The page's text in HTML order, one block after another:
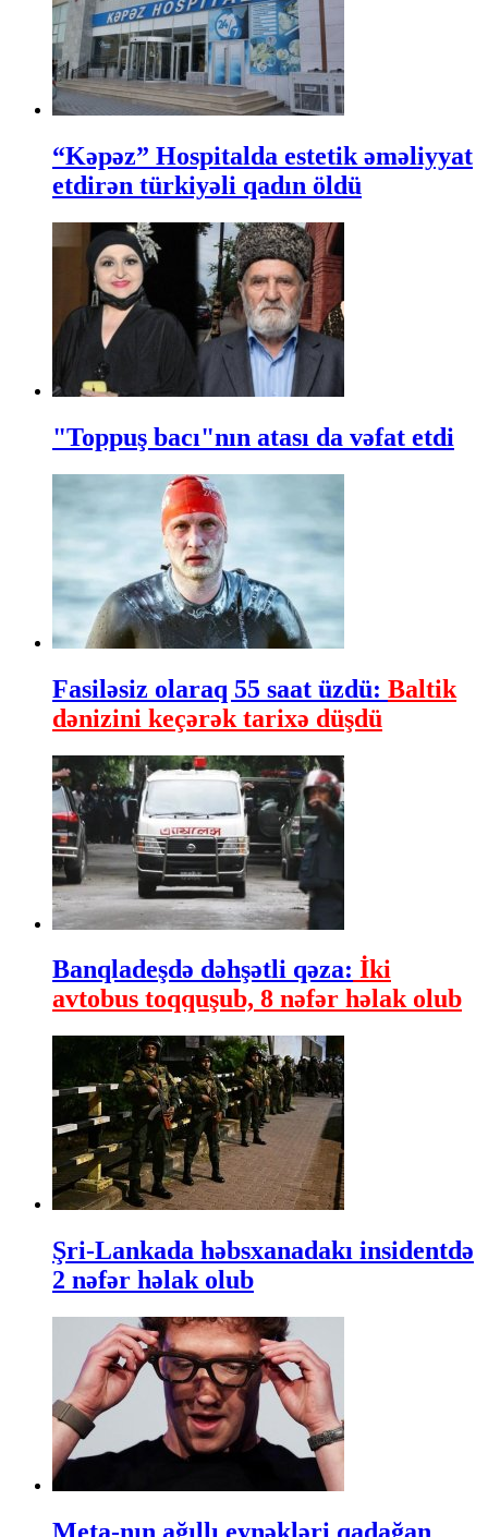
“Kəpəz” Hospitalda estetik əməliyyat
etdirən türkiyəli qadın öldü
"Toppuş bacı"nın atası da vəfat etdi
Fasiləsiz olaraq 55 saat üzdü: Baltik
dənizini keçərək tarixə düşdü
Banqladeşdə dəhşətli qəza: İki
avtobus toqquşub, 8 nəfər həlak olub
Şri-Lankada həbsxanadakı insidentdə
2 nəfər həlak olub